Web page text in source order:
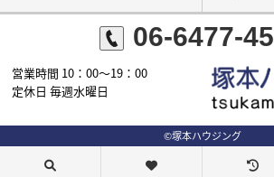
06-6477-
営業時間 10：00～19：00
定休日 毎週水曜日
©塚本ハウジング